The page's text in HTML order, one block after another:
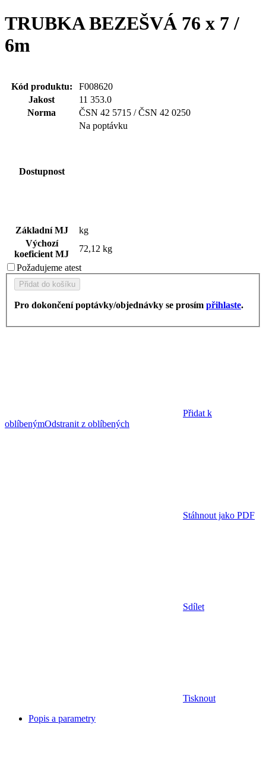
TRUBKA BEZEŠVÁ 76 x 7 /
6m
Kód produktu:
F008620
Jakost
11 353.0
Norma
ČSN 42 5715 / ČSN 42 0250
Dostupnost
Na poptávku
Základní MJ
kg
Výchozí
koeficient MJ
72,12 kg
Požadujeme atest
Přidat do košíku
Pro dokončení poptávky/objednávky se prosím přihlaste.
Přidat k
oblíbenýmOdstranit z oblíbených
Stáhnout jako PDF
Sdílet
Tisknout
Popis a parametry